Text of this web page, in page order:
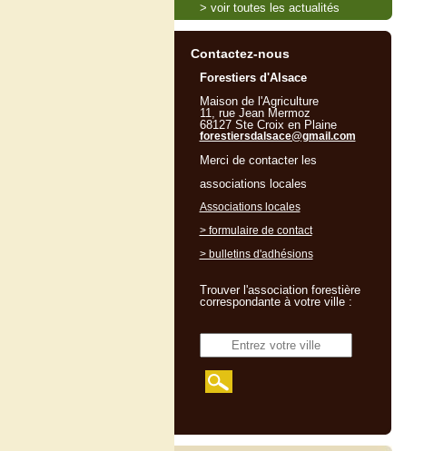
> voir toutes les actualités
Contactez-nous
Forestiers d'Alsace
Maison de l'Agriculture
11, rue Jean Mermoz
68127 Ste Croix en Plaine
forestiersdalsace@gmail.com
Merci de contacter les
associations locales
Associations locales
> formulaire de contact
> bulletins d'adhésions
Trouver l'association forestière
correspondante à votre ville :